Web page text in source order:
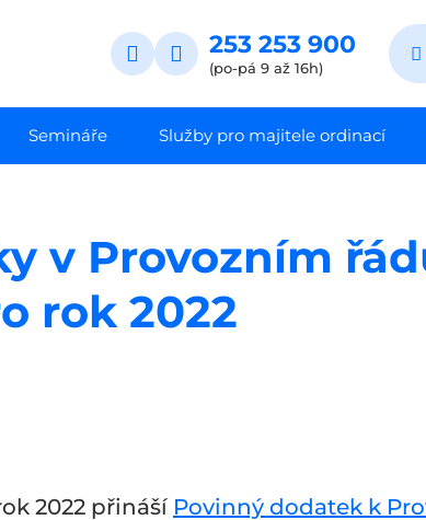
253 253 900
(po-pá 9 až 16h)
Semináře Služby pro majitele ordinací
v Provozním
rok 2022
2022 přináší Povinný dodatek k